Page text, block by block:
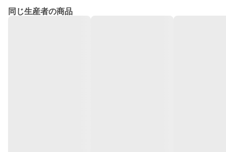
同じ生産者の商品